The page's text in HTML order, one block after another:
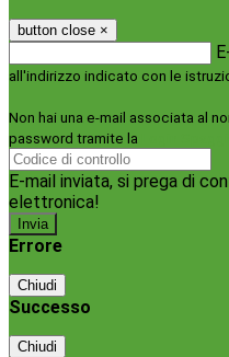
button close ×
all'indirizzo indicato con le
Non hai una e-mail associata al
password tramite la
E-mail inviata, si prega di
elettronica!
Errore
Chiudi
Successo
Chiudi